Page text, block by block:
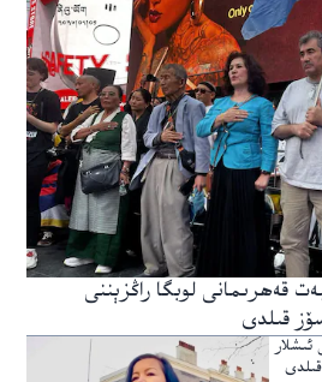
قەھرىمانى لوبگا راڭزېننى
قىلدى